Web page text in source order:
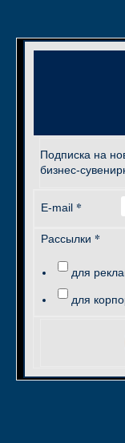
Подписка на
бизнес-
E-mail *
Рассылки *
для
для